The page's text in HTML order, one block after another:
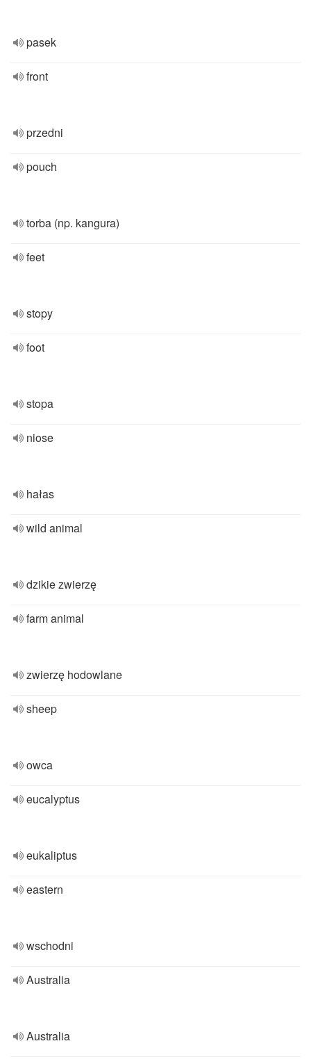
pasek
front
przedni
pouch
torba (np. kangura)
feet
stopy
foot
stopa
niose
hałas
wild animal
dzikie zwierzę
farm animal
zwierzę hodowlane
sheep
owca
eucalyptus
eukaliptus
eastern
wschodni
Australia
Australia